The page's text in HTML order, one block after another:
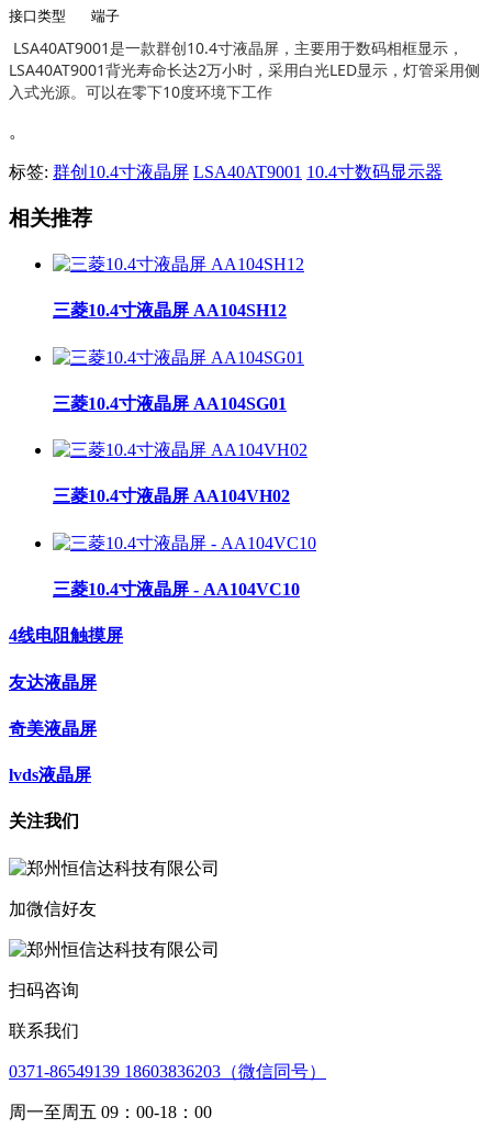
接口类型
端子
LSA40AT9001是一款群创10.4寸液晶屏，主要用于数码相框显示，
LSA40AT9001背光寿命长达2万小时，采用白光LED显示，灯管采用侧
入式光源。可以在零下10度环境下工作
。
标签: 群创10.4寸液晶屏 LSA40AT9001 10.4寸数码显示器
相关推荐
三菱10.4寸液晶屏 AA104SH12
三菱10.4寸液晶屏 AA104SG01
三菱10.4寸液晶屏 AA104VH02
三菱10.4寸液晶屏 - AA104VC10
4线电阻触摸屏
友达液晶屏
奇美液晶屏
lvds液晶屏
关注我们
加微信好友
扫码咨询
联系我们
0371-86549139 18603836203（微信同号）
周一至周五 09：00-18：00